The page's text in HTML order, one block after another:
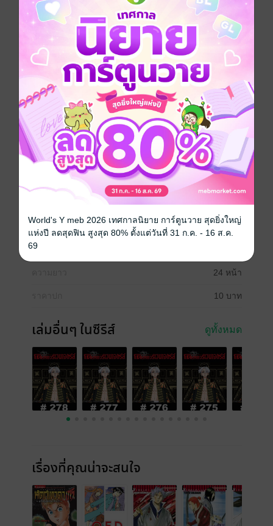
ต้นถูกฆ่าตายโดยฝีมือของ "โตเกียวมันจิไค" สมาพันธ์วาย
ร้ายที่ตำรวจยังไม่กล้ายุ่ง...
แต่แล้ววันหนึ่ง ทาเคมิจิกลับย้อนเวลาไปยังสมัยมอต้นเมื่อ
12 ปีก่อน ที่เป็นต้นเหตุให้อดีตแฟนต้องตายได้!!
เพื่อช่วยฮินาตะ เพื่อเปลี่ยนชีวิตที่หนีมาตลอด อดีตนักเลงผู้
มีช่วงรุ่งเรืองอยู่ถึงแค่มอต้นอย่างเขา ขอสาบานว่าจะแก้
แค้นโตเกียวมันจิไค "จอมโฉดแห่งคันโต" ให้จงได้!!
การ์ตูนญี่ปุ่น แอกชัน ข้ามเวลา นักเลง
การ์ตูนผู้ชาย
โตเกียว รีเวนเจอร์ส Tokyo Revengers (รายตอน)
ประเภทไฟล์ pdf
วันที่วางขาย
24 หน้า
10 บาท
เล่มอื่นๆ ในซีรีส์ ดูทั้งหมด
เรื่องที่คุณน่าจะสนใจ
World's Y meb 2026 เทศกาลนิยาย การ์ตูนวาย สุดยิ่งใหญ่
แห่งปี ลดสุดฟิน สูงสุด 80% ตั้งแต่วันที่ 31 ก.ค. - 16 ส.ค.
69